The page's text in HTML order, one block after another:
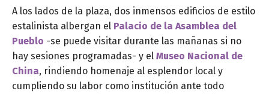
A los lados de la plaza, dos inmensos edificios de estilo
estalinista albergan el Palacio de la Asamblea del
Pueblo -se puede visitar durante las mañanas si no
hay sesiones programadas- y el Museo Nacional de
China, rindiendo homenaje al esplendor local y
cumpliendo su labor como institución ante todo